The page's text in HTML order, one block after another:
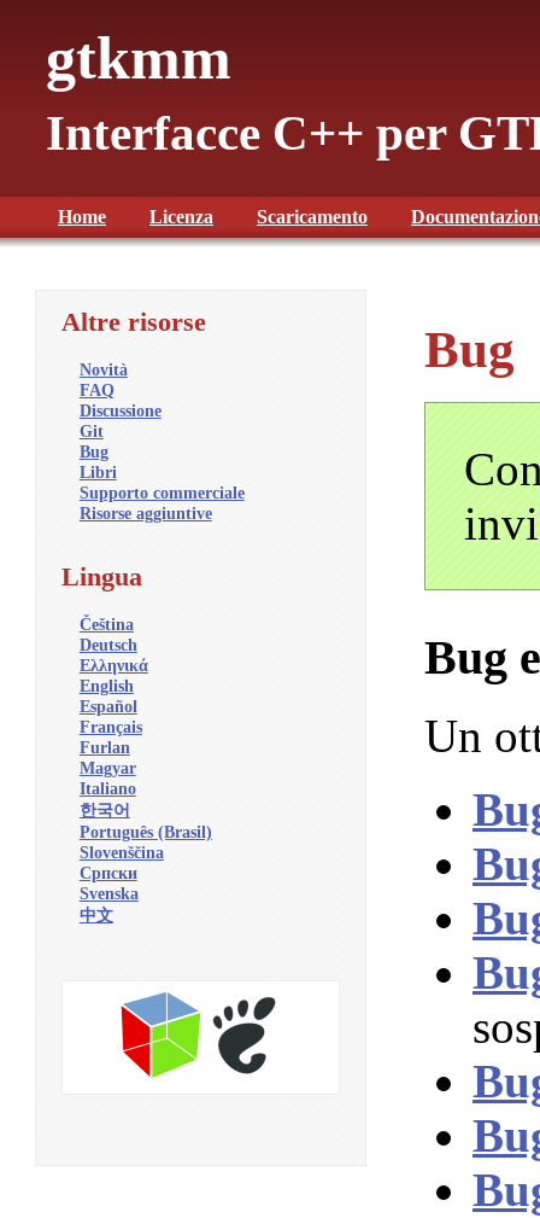
gtkmm
Interfacce C++ per
Home Licenza Scaricamento
Altre risorse
Novità
FAQ
Discussione
Git
Bug
Libri
Supporto commerciale
Risorse aggiuntive
Lingua
Čeština
Deutsch
Ελληνικά
English
Español
Français
Furlan
Magyar
Italiano
한국어
Português (Brasil)
Slovenščina
Српски
Svenska
中文
Bug
Bug
Un